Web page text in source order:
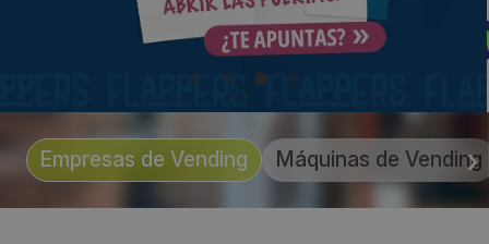
Empresas de Vending Máquinas de Vending